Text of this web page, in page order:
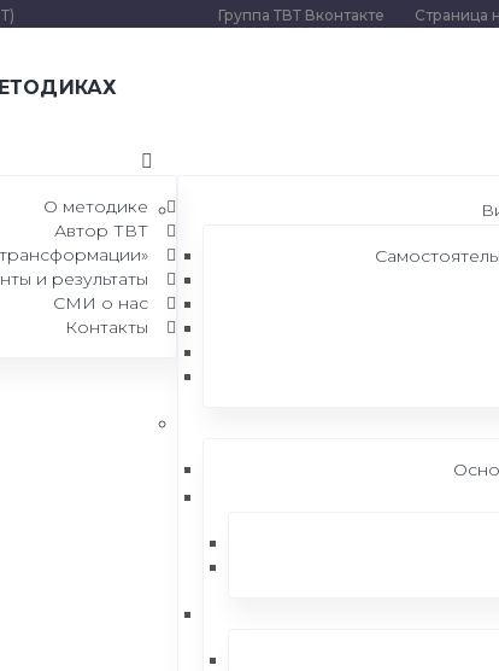
Группа ТВТ Вконтакте Страница
О методике
Автор ТВТ
и результаты
СМИ о нас
Контакты
0306870
Согласие на обработку персональных данных
Политика в отношении обработки персональных